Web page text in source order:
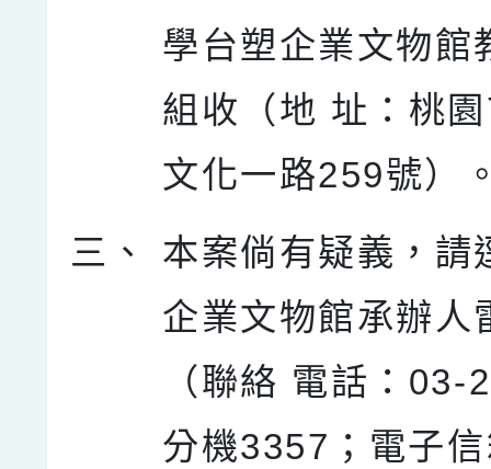
學台塑企業文物館
組收（地 址：桃
文化一路259號）
三、
本案倘有疑義，請
企業文物館承辦人
（聯絡 電話：03-
分機3357；電子